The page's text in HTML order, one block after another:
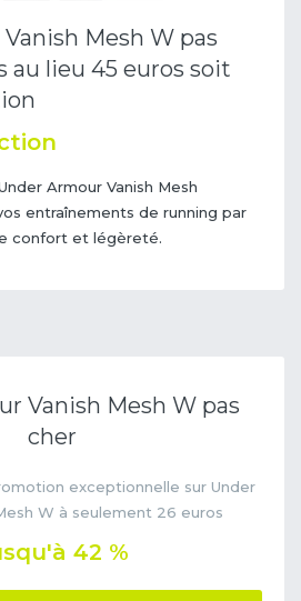
Mesh W pas
au lieu 45 euros soit
Armour Vanish Mesh
entraînements de running par
confort et légèreté.
Vanish Mesh W pas
cher
exceptionnelle sur Under
W à seulement 26 euros
42 %